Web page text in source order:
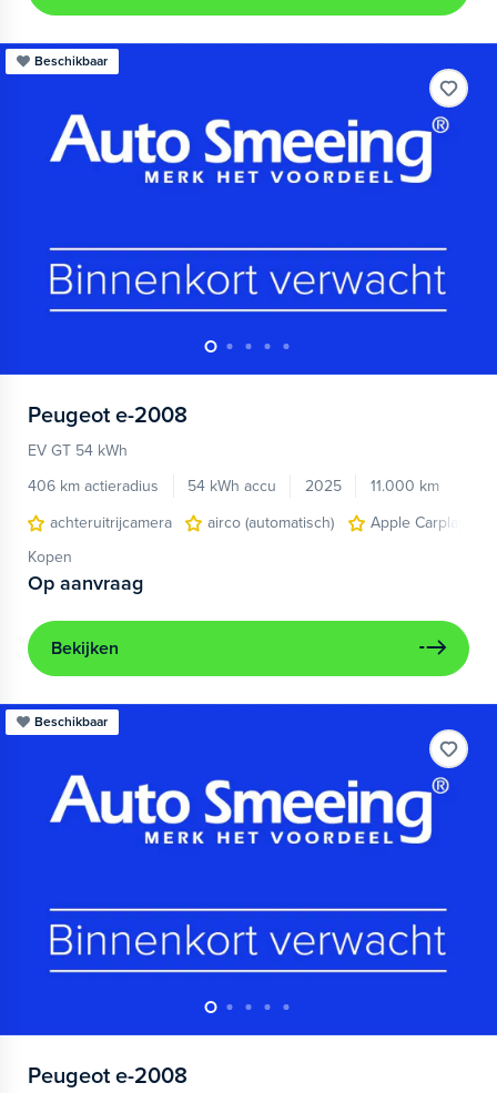
Beschikbaar
Peugeot e-2008
EV GT 54 kWh
406 km actieradius
54 kWh accu 2025
11.000 km
achteruitrijcamera
airco (automatisch)
Apple Carplay/
Kopen
Op aanvraag
Bekijken
Beschikbaar
Peugeot e-2008